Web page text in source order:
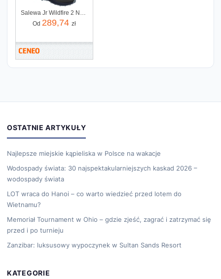
Salewa Jr Wildfire 2 Navy Blazer Java Blue
Od 289,74 zł
OSTATNIE ARTYKUŁY
Najlepsze miejskie kąpieliska w Polsce na wakacje
Wodospady świata: 30 najspektakularniejszych kaskad 2026 –
wodospady świata
LOT wraca do Hanoi – co warto wiedzieć przed lotem do
Wietnamu?
Memoriał Tournament w Ohio – gdzie zjeść, zagrać i zatrzymać się
przed i po turnieju
Zanzibar: luksusowy wypoczynek w Sultan Sands Resort
KATEGORIE